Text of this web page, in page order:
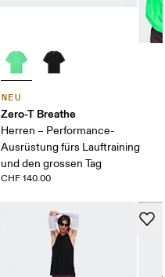
NEU
Zero-T Breathe
Herren – Performance-
Ausrüstung fürs Lauftraining
und den grossen Tag
CHF 140.00